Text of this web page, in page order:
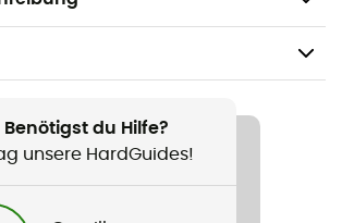
/ Trailrunning / Trekking / Reise /
Benötigst du Hilfe?
unsere HardGuides!